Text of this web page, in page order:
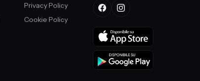
Privacy Policy
Cookie Policy